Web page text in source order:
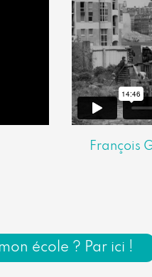
François
école ? Par ici !